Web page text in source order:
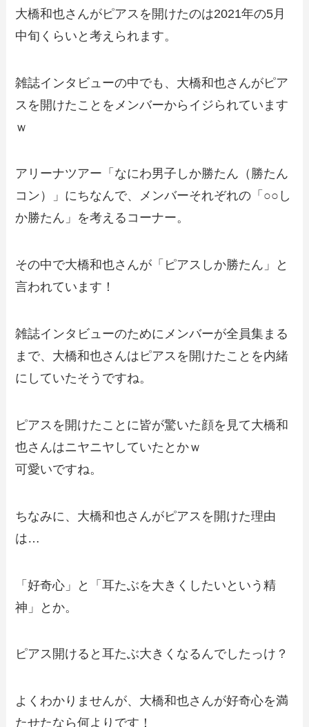
大橋和也さんがピアスを開けたのは2021年の5月
中旬くらいと考えられます。
雑誌インタビューの中でも、大橋和也さんがピア
スを開けたことをメンバーからイジられています
ｗ
アリーナツアー「なにわ男子しか勝たん（勝たん
コン）」にちなんで、メンバーそれぞれの「○○し
か勝たん」を考えるコーナー。
その中で大橋和也さんが「ピアスしか勝たん」と
言われています！
雑誌インタビューのためにメンバーが全員集まる
まで、大橋和也さんはピアスを開けたことを内緒
にしていたそうですね。
ピアスを開けたことに皆が驚いた顔を見て大橋和
也さんはニヤニヤしていたとかｗ
可愛いですね。
ちなみに、大橋和也さんがピアスを開けた理由
は…
「好奇心」と「耳たぶを大きくしたいという精
神」とか。
ピアス開けると耳たぶ大きくなるんでしたっけ？
よくわかりませんが、大橋和也さんが好奇心を満
たせたなら何よりです！